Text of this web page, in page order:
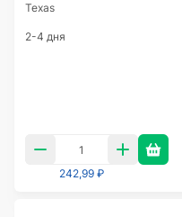
Texas
2-4 дня
242,99 ₽